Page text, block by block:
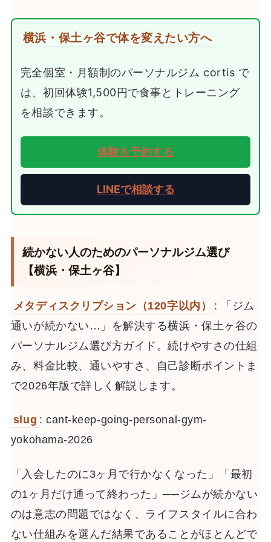
横浜・保土ヶ谷で体を変えたい方へ
完全個室・月額制のパーソナルジム cortis で
は、初回体験1,500円で食事とトレーニング
を相談できます。
体験を予約する
LINEで相談する
続かない人のためのパーソナルジム選び
【横浜・保土ヶ谷】
メタディスクリプション（120字以内）
: 「ジム
通いが続かない…」を解決する横浜・保土ヶ谷の
パーソナルジム選び方ガイド。続けやすさの仕組
み、料金比較、通いやすさ、自己診断ポイントま
で2026年版で詳しく解説します。
slug : cant-keep-going-personal-gym-
yokohama-2026
「入会したのに3ヶ月で行かなくなった」「最初
の1ヶ月だけ通って終わった」──ジムが続かない
のは意志の問題ではなく、ライフスタイルに合わ
ない仕組みを選んだ結果であることがほとんどで